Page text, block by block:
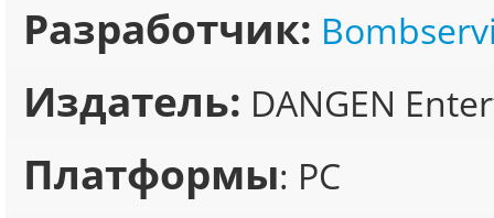
Разработчик:
Издатель: DANGEN
Платформы: PC